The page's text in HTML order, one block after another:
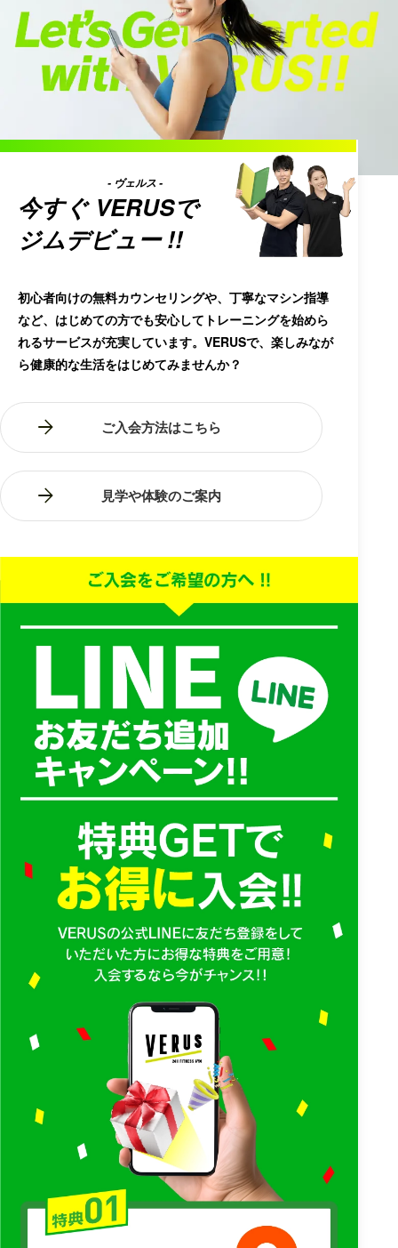
・AIカメラ等により撮影・記録された映像、画像等から抽出ま
たは解析される身体的特徴、骨格、姿勢、動作、属性情報、推
定年齢、性別、滞在時間、利用エリア、動線、混雑状況その他
の行動記録に関する情報
・入会申込時に会員より提示を受けた運転免許証、パスポー
ト、健康保険証等、会員の身分を証明する書類の記載事項
・各クラブが必要と認めた場合に、会員の住民票等の内容を確
認し記録すること、または写しを取得することにより得た記載
・見学、体験、ビジター利用、同伴利用、各種スクール、イベ
ント等の申込みおよび参加に伴う必要記載事項
・お問い合わせ、アンケート、モニター、キャンペーン等への
回答内容
5. 個人情報の共同利用
当社は、「4. 個人情報の取得」に記載する個人情報を、「7. 個
人情報の利用」に掲げる利用目的の達成に必要な範囲内におい
「4. 個人情報の取得」に記載する情報
共同利用する者の範囲
・本部（MESSI株式会社）
・各VERUS
・その他、当社が運営または管理する施設、サービス
「7. 個人情報の利用」に記載する利用目的の範囲内
共同利用の管理責任者
6. 個人情報の委託
当社は、業務を円滑に進め、お客様により良いサービスを提供
するため、「7. 個人情報の利用」に掲げる利用目的の達成に必
要な範囲内において、お客様の個人情報の取扱いを外部事業者
に委託する場合があります。
主な委託先は以下のとおりです。
・会員管理システム提供事業者
・決済代行会社
・集金代行会社
・入退館管理システム提供事業者
・防犯カメラ、セキュリティカメラ、AIカメラ等の機器、シス
・予約システム、配信システム、メール配信、LINE配信、アン
ケート、マーケティング支援等のサービス提供事業者
・その他、当社サービスの提供、管理、運営、保守、改善に必
当社は、委託先に対して個人情報を提供する場合、委託先にお
ける個人情報の取扱いについて必要かつ適切な監督を行いま
また、当社は、決済業務委託会社に対して、お客様の各クラブ
利用料金等のクレジットカード決済業務を委託する場合があり
ます。この場合、お客様に対して、決済業務委託会社よりクレ
ジットカード情報等の提供を求められることがありますが、当
社では当該クレジットカード情報を取得しない場合がありま
7. 個人情報の利用
・購入手続き完了後、直ちにご利用可能です。基本的に発送や
お届けサービスはございませんので、ご了承下さい。
10.返品・交換・返金について
・サービス、物販商品の特性上、基本的に返品・返金は承って
おりませんのでご了承ください。物販商品に欠陥がある場合の
み交換が可能ですので、ご連絡ください。
11.サービスの解約について
・会員が退会を希望される場合は、退会希望月の前月5日まで
にご来店いただき、店頭にて解約手続きを承ります。
※退会申請日を起点とした返金は承っておりません。
今すぐ VERUS
- ヴェルス -
で
ジムデビュー !!
初心者向けの無料カウンセリングや、丁寧なマシン指導
など、はじめての方でも安心してトレーニングを始めら
れるサービスが充実しています。VERUSで、楽しみなが
ら健康的な生活をはじめてみませんか？
ご入会方法はこちら
見学や体験のご案内